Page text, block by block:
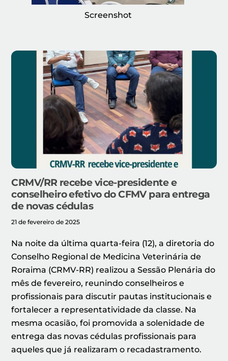
Screenshot
CRMV/RR recebe vice-presidente e
conselheiro efetivo do CFMV para entrega
de novas cédulas
21 de fevereiro de 2025
Na noite da última quarta-feira (12), a diretoria do
Conselho Regional de Medicina Veterinária de
Roraima (CRMV-RR) realizou a Sessão Plenária do
mês de fevereiro, reunindo conselheiros e
profissionais para discutir pautas institucionais e
fortalecer a representatividade da classe. Na
mesma ocasião, foi promovida a solenidade de
entrega das novas cédulas profissionais para
aqueles que já realizaram o recadastramento.